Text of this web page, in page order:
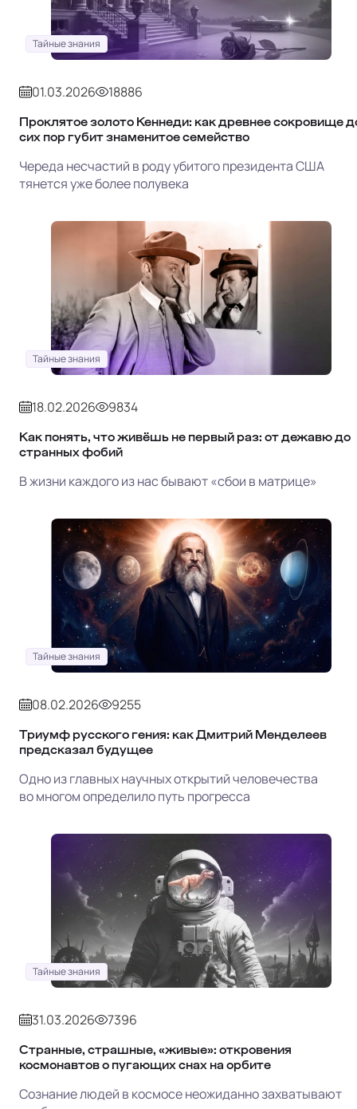
Тайные знания
01.03.2026 18886
Проклятое золото Кеннеди: как древнее сокровище
сих пор губит знаменитое семейство
Череда несчастий в роду убитого президента США
тянется уже более полувека
Тайные знания
18.02.2026 9834
Как понять, что живёшь не первый раз: от дежавю до
странных фобий
В жизни каждого из нас бывают «сбои в матрице»
Тайные знания
08.02.2026 9255
Триумф русского гения: как Дмитрий Менделеев
предсказал будущее
Одно из главных научных открытий человечества
во многом определило путь прогресса
Тайные знания
31.03.2026 7396
Странные, страшные, «живые»: откровения
космонавтов о пугающих снах на орбите
Сознание людей в космосе неожиданно захватывают